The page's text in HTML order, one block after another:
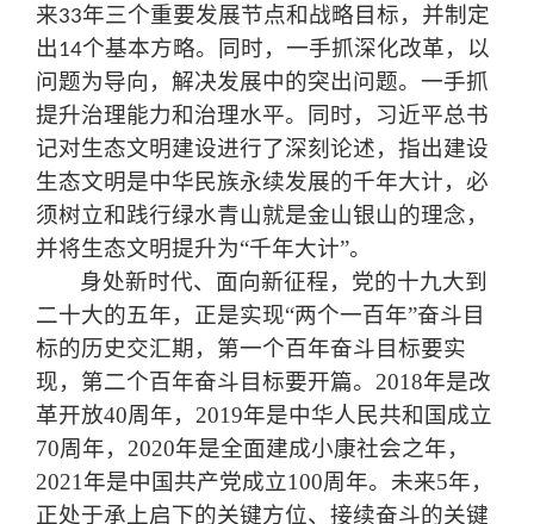
来33年三个重要发展节点和战略目标，并制定
出14个基本方略。同时，一手抓深化改革，以
问题为导向，解决发展中的突出问题。一手抓
提升治理能力和治理水平。同时，习近平总书
记对生态文明建设进行了深刻论述，指出建设
生态文明是中华民族永续发展的千年大计，必
须树立和践行绿水青山就是金山银山的理念，
并将生态文明提升为“千年大计”。
身处新时代、面向新征程，党的十九大到
二十大的五年，正是实现“两个一百年”奋斗目
标的历史交汇期，第一个百年奋斗目标要实
现，第二个百年奋斗目标要开篇。2018年是改
革开放40周年，2019年是中华人民共和国成立
70周年，2020年是全面建成小康社会之年，
2021年是中国共产党成立100周年。未来5年，
正处于承上启下的关键方位、接续奋斗的关键